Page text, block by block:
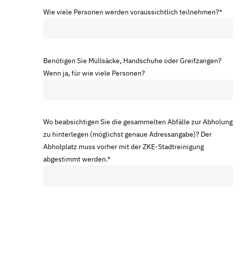
Wie viele Personen werden voraussichtlich teilnehmen?*
Benötigen Sie Müllsäcke, Handschuhe oder Greifzangen?
Wenn ja, für wie viele Personen?
Wo beabsichtigen Sie die gesammelten Abfälle zur Abholung
zu hinterlegen (möglichst genaue Adressangabe)? Der
Abholplatz muss vorher mit der ZKE-Stadtreinigung
abgestimmt werden.*